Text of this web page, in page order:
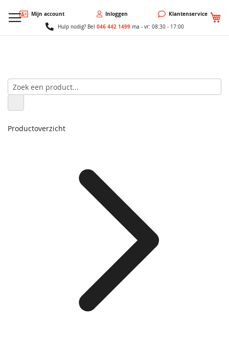
Mijn account Inloggen Klantenservice
Hulp nodig? Bel 046 442 1499ma - vr: 08:30 - 17:00
Productoverzicht